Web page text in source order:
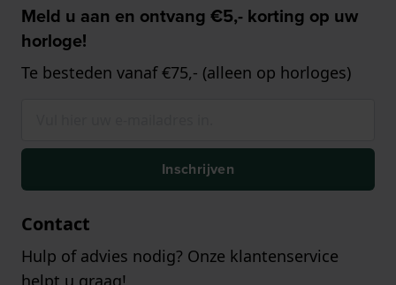
Meld u aan en ontvang €5,- korting op uw
horloge!
Te besteden vanaf €75,- (alleen op horloges)
Inschrijven
Contact
Hulp of advies nodig? Onze klantenservice
helpt u graag!